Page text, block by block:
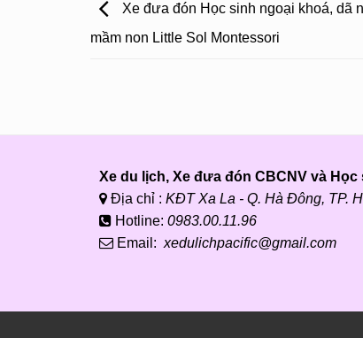
Xe đưa đón Học sinh ngoại khoá, dã
mầm non Little Sol Montessori
Xe du lịch, Xe đưa đón CBCNV và Học
Địa chỉ : KĐT Xa La - Q. Hà Đông, TP.
Hotline: 0983.00.11.96
Email: xedulichpacific@gmail.com